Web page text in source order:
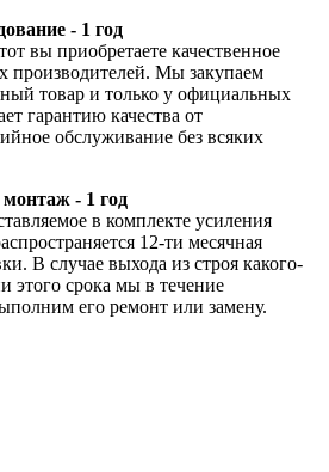
- 1 год
вы приобретаете качественное
производителей. Мы закупаем
товар и только у официальных
гарантию качества от
обслуживание без всяких
- 1 год
в комплекте усиления
12-ти месячная
В случае выхода из строя какого-
этого срока мы в течение
его ремонт или замену.